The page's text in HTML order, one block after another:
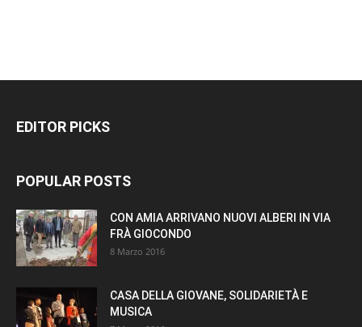
EDITOR PICKS
POPULAR POSTS
CON AMIA ARRIVANO NUOVI ALBERI IN VIA
FRÀ GIOCONDO
8 Marzo 2016
CASA DELLA GIOVANE, SOLIDARIETÀ E
MUSICA